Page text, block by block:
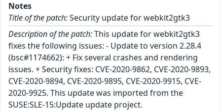
Notes
Title of the patch:Security update for webkit2gtk3
Description of the patch:This update for webkit2gtk3
fixes the following issues: - Update to version 2.28.4
(bsc#1174662): + Fix several crashes and rendering
issues. + Security fixes: CVE-2020-9862, CVE-2020-9893,
CVE-2020-9894, CVE-2020-9895, CVE-2020-9915, CVE-
2020-9925. This update was imported from the
SUSE:SLE-15:Update update project.